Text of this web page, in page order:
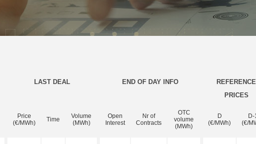
LAST DEAL END OF DAY INFO
REFERENCE
PRICES
Price
(€/MWh)
Time
Volume
(MWh)
Open
Interest
Nr of
Contracts
OTC
volume
(MWh)
D
(€/MWh)
D-
(€/